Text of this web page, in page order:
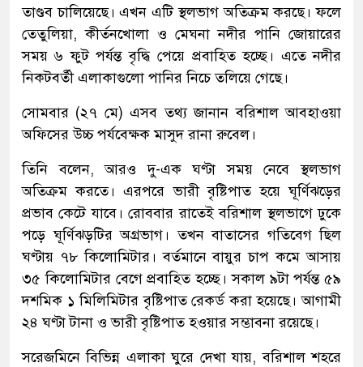
তাণ্ডব চালিয়েছে। এখন এটি স্থলভাগ অতিক্রম করছে। ফলে
তেতুলিয়া, কীর্তনখোলা ও মেঘনা নদীর পানি জোয়ারের
সময় ৬ ফুট পর্যন্ত বৃদ্ধি পেয়ে প্রবাহিত হচ্ছে। এতে নদীর
নিকটবর্তী এলাকাগুলো পানির নিচে তলিয়ে গেছে।
সোমবার (২৭ মে) এসব তথ্য জানান বরিশাল আবহাওয়া
অফিসের উচ্চ পর্যবেক্ষক মাসুদ রানা রুবেল।
তিনি বলেন, আরও দু-এক ঘণ্টা সময় নেবে স্থলভাগ
অতিক্রম করতে। এরপরে ভারী বৃষ্টিপাত হয়ে ঘূর্ণিঝড়ের
প্রভাব কেটে যাবে। রোববার রাতেই বরিশাল স্থলভাগে ঢুকে
পড়ে ঘূর্ণিঝড়টির অগ্রভাগ। তখন বাতাসের গতিবেগ ছিল
ঘণ্টায় ৭৮ কিলোমিটার। বর্তমানে বায়ুর চাপ কমে আসায়
৩৫ কিলোমিটার বেগে প্রবাহিত হচ্ছে। সকাল ৯টা পর্যন্ত ৫৯
দশমিক ১ মিলিমিটার বৃষ্টিপাত রেকর্ড করা হয়েছে। আগামী
২৪ ঘণ্টা টানা ও ভারী বৃষ্টিপাত হওয়ার সম্ভাবনা রয়েছে।
সরেজমিনে বিভিন্ন এলাকা ঘুরে দেখা যায়, বরিশাল শহরে